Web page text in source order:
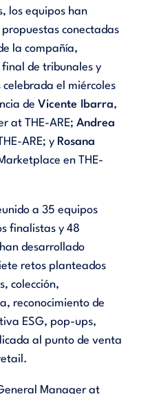
los equipos han
conectadas
la compañía,
de tribunales y
el miércoles
de Vicente Ibarra,
at THE-ARE; Andrea
ARE; y Rosana
en THE-
a 35 equipos
finalistas y 48
desarrollado
retos planteados
colección,
reconocimiento de
ESG, pop-ups,
al punto de venta
Manager at